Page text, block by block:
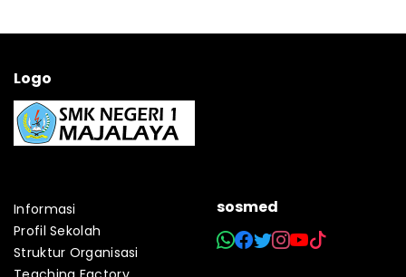
Logo
Informasi
Profil Sekolah
Struktur Organisasi
sosmed